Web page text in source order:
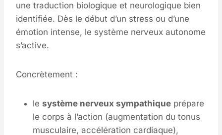
une traduction biologique et neurologique bien
identifiée. Dès le début d’un stress ou d’une
émotion intense, le système nerveux autonome
s’active.
Concrètement :
le système nerveux sympathique prépare
le corps à l’action (augmentation du tonus
musculaire, accélération cardiaque),